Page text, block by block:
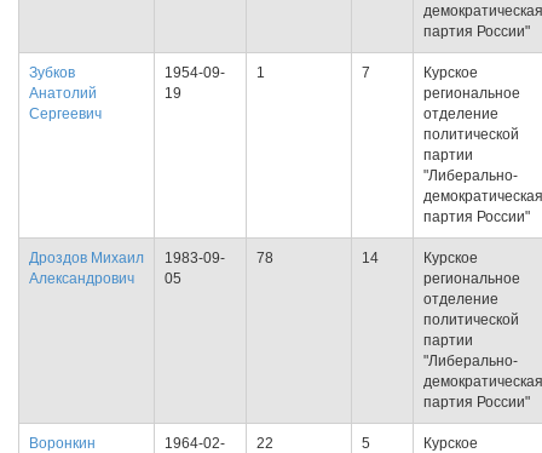
демократическая
партия России"
Зубков
Анатолий
Сергеевич
1954-09-
19
1 7
Курское
региональное
отделение
политической
партии
"Либерально-
демократическая
партия России"
Дроздов Михаил
Александрович
1983-09-
05
78 14
Курское
региональное
отделение
политической
партии
"Либерально-
демократическая
партия России"
Воронкин
1964-02-
22 5
Курское